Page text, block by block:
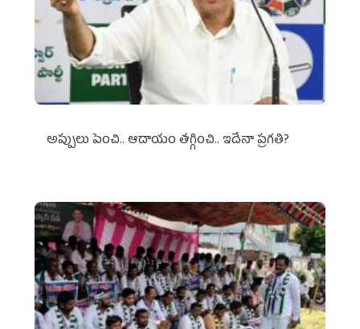
అప్పులు పెంచి.. ఆదాయం తగ్గించి.. ఇదేనా ప్రగతి?